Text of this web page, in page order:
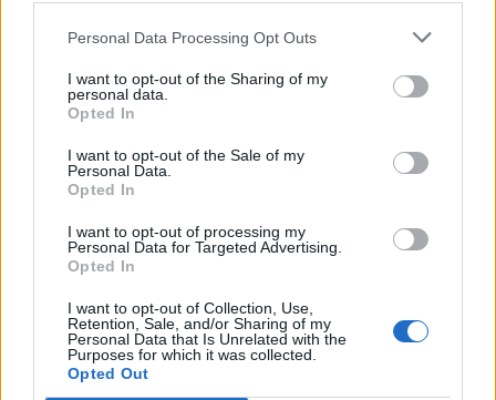
Personal Data Processing Opt Outs
I want to opt-out of the Sharing of my
personal data.
Opted In
I want to opt-out of the Sale of my
Personal Data.
Opted In
I want to opt-out of processing my
Personal Data for Targeted Advertising.
Opted In
I want to opt-out of Collection, Use,
Retention, Sale, and/or Sharing of my
Personal Data that Is Unrelated with the
Purposes for which it was collected.
Opted Out
- viena bendrystės istorija
kambaryje“ kviečia
išgirsti, pastebėti bei
priimti
Kultūra
Klaipėdoje prasidėjo
„Jauno teatro dienos“:
vakare miestiečių laukia
nemokami susitikimai su
Matyti kitaip: realybės
transformacija Ugnės
Mitigailaitės tapybos